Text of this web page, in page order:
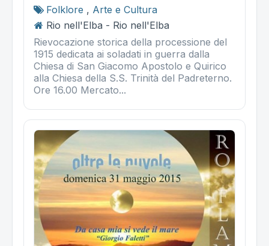
Folklore , Arte e Cultura
Rio nell'Elba - Rio nell'Elba
Rievocazione storica della processione del
1915 dedicata ai soladati in guerra dalla
Chiesa di San Giacomo Apostolo e Quirico
alla Chiesa della S.S. Trinità del Padreterno.
Ore 16.00 Mercato...